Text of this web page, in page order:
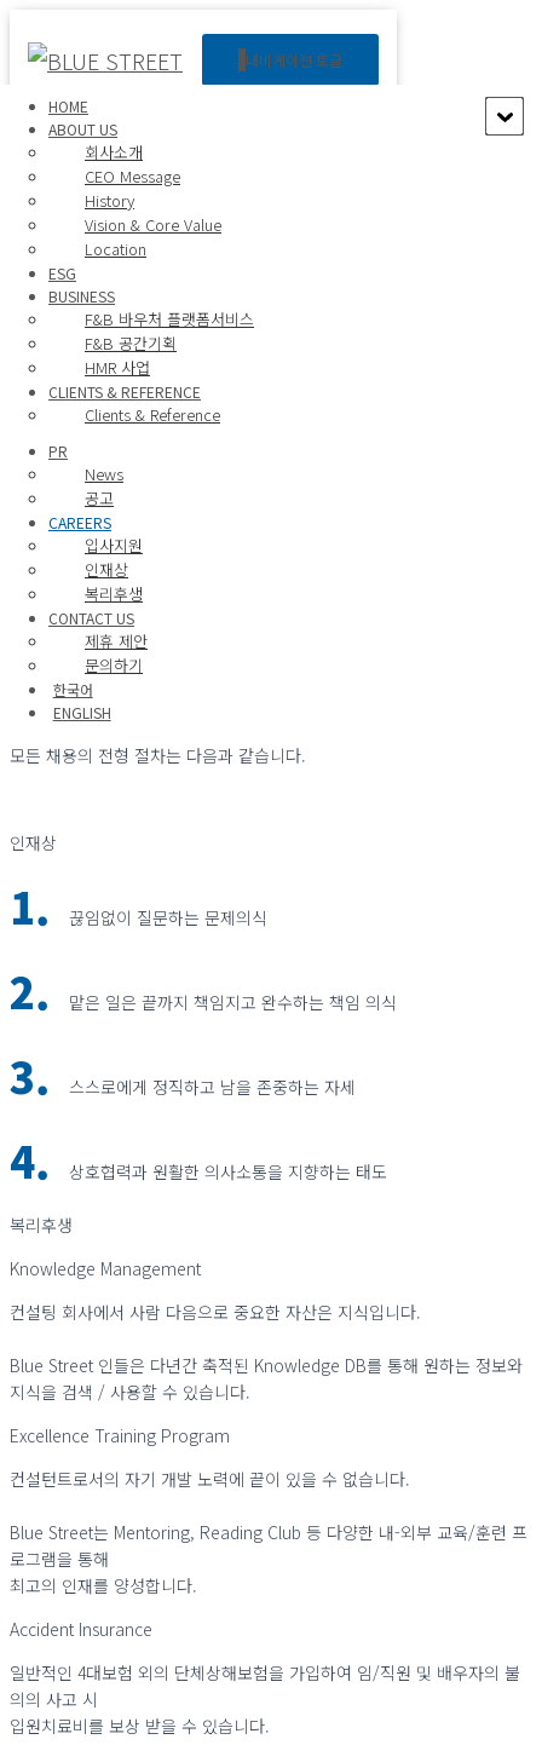
내비게이션 토글
HOME
ABOUT US
회사소개
CEO Message
History
Vision & Core Value
Location
ESG
BUSINESS
F&B 바우처 플랫폼서비스
F&B 공간기획
HMR 사업
CLIENTS & REFERENCE
Clients & Reference
PR
News
공고
CAREERS
입사지원
인재상
복리후생
CONTACT US
제휴 제안
문의하기
한국어
ENGLISH
Careers
입사지원
인사담당자
TEL. 02-539-9399
FAX. 02-539-9335
E-MAIL. mail@businessinsight.co.kr
채용대상
상시채용 및 정기채용은 당사의 채용 공고를 통해 확인하실 수 있습니다.
신입사원
경력사원
전형절차
모든 채용의 전형 절차는 다음과 같습니다.
인재상
1. 끊임없이 질문하는 문제의식
2. 맡은 일은 끝까지 책임지고 완수하는 책임 의식
3. 스스로에게 정직하고 남을 존중하는 자세
4. 상호협력과 원활한 의사소통을 지향하는 태도
복리후생
Knowledge Management
컨설팅 회사에서 사람 다음으로 중요한 자산은 지식입니다.
Blue Street 인들은 다년간 축적된 Knowledge DB를 통해 원하는 정보와
지식을 검색 / 사용할 수 있습니다.
Excellence Training Program
컨설턴트로서의 자기 개발 노력에 끝이 있을 수 없습니다.
Blue Street는 Mentoring, Reading Club 등 다양한 내-외부 교육/훈련 프
로그램을 통해
최고의 인재를 양성합니다.
Accident Insurance
일반적인 4대보험 외의 단체상해보험을 가입하여 임/직원 및 배우자의 불
의의 사고 시
입원치료비를 보상 받을 수 있습니다.